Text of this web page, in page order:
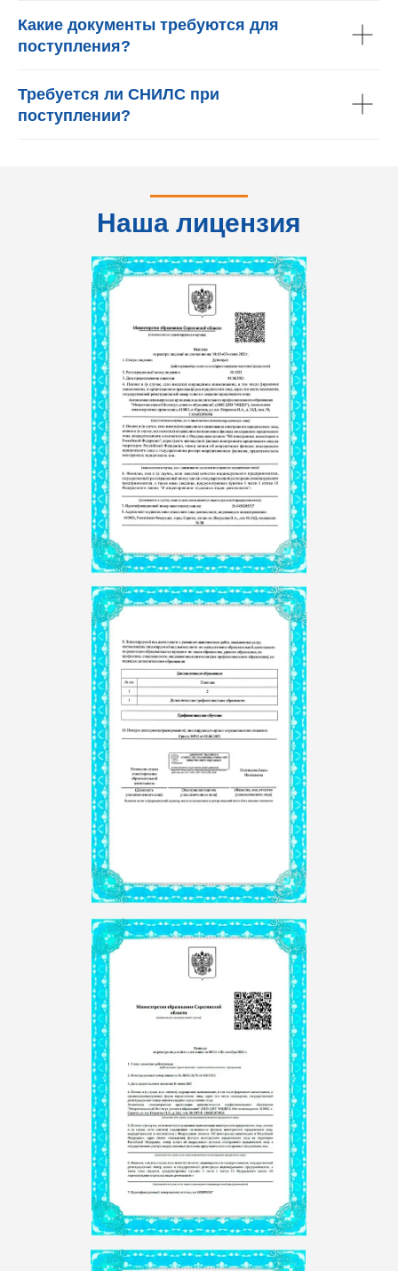
Какие документы требуются для
поступления?
Требуется ли СНИЛС при
поступлении?
Наша лицензия